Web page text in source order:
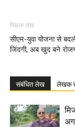
पिछला लेख
सीएम-युवा योजना से
जिंदगी, अब खुद बने
संबंधित लेख लेखक